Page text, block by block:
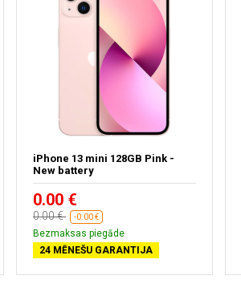
iPhone 13 mini 128GB Pink -
New battery
0.00 €
0.00 € -0.00 €
Bezmaksas piegāde
24 MĒNEŠU GARANTIJA